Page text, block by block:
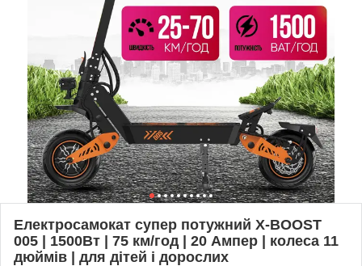
Електросамокат супер потужний X-BOOST
005 | 1500Вт | 75 км/год | 20 Ампер | колеса 11
дюймів | для дітей і дорослих